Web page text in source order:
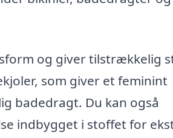
og giver tilstrækkelig
som giver et feminint
badedragt. Du kan også
indbygget i stoffet for